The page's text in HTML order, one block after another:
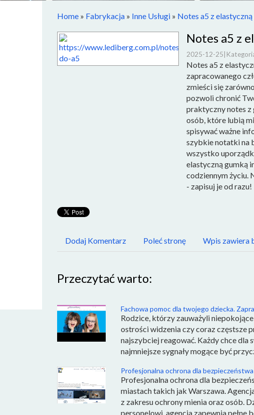
Home » Fabrykacja » Inne Usługi » Notes a5 z
Notes a5 z
2025-12-25
Notes a5 z
zapracowanego
zmieści się
pozwoli chronić
praktyczny notes z
osób, które lubią
spisywać ważne
szybkie notatki na
wszystko
elastyczną gumką
codziennym życiu.
- zapisuj je od razu!
Dodaj Komentarz Poleć stronę Wpis zawiera
Przeczytać warto:
Fachowa pomoc dla twojego dziecka.
Rodzice, którzy zauważyli
ostrości widzenia czy coraz częstsze
najszybciej reagować. Każdy chce
najmniejsze sygnały mogące być
Profesjonalna ochrona dla bezpieczeństwa
Profesjonalna ochrona dla
miastach takich jak Warszawa.
z zakresu ochrony mienia oraz osób.
personelowi, agencja zapewnia pełne